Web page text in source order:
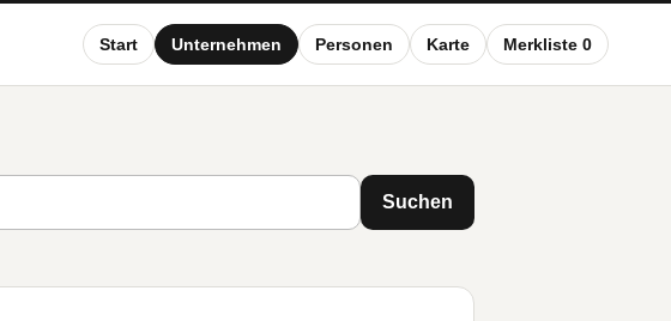
Start Unternehmen Personen Karte Merkliste 0
Suchen